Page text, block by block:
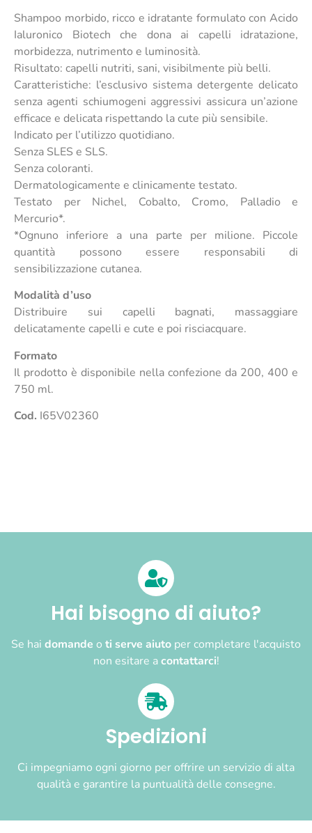
Shampoo morbido, ricco e idratante formulato con Acido
Ialuronico Biotech che dona ai capelli idratazione,
morbidezza, nutrimento e luminosità.
Risultato: capelli nutriti, sani, visibilmente più belli.
Caratteristiche: l’esclusivo sistema detergente delicato
senza agenti schiumogeni aggressivi assicura un’azione
efficace e delicata rispettando la cute più sensibile.
Indicato per l’utilizzo quotidiano.
Senza SLES e SLS.
Senza coloranti.
Dermatologicamente e clinicamente testato.
Testato per Nichel, Cobalto, Cromo, Palladio e
Mercurio*.
*Ognuno inferiore a una parte per milione. Piccole
quantità possono essere responsabili di
sensibilizzazione cutanea.
Modalità d’uso
Distribuire sui capelli bagnati, massaggiare
delicatamente capelli e cute e poi risciacquare.
Formato
Il prodotto è disponibile nella confezione da 200, 400 e
750 ml.
Cod. I65V02360
Hai bisogno di aiuto?
Se hai domande o ti serve aiuto per completare l'acquisto
non esitare acontattarci!
Spedizioni
Ci impegniamo ogni giorno per offrire un servizio di alta
qualità e garantire la puntualità delle consegne.